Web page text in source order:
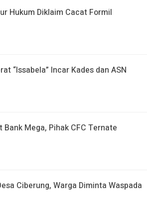
Hukum Diklaim Cacat Formil
“Issabela” Incar Kades dan ASN
Mega, Pihak CFC Ternate
Ciberung, Warga Diminta Waspada